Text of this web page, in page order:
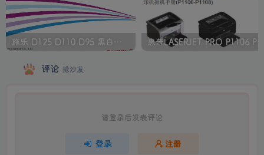
施乐 D125 D110 D95 黑白生产型高速复印机中文维修手册 惠普LASERJET PRO P1106
评论 抢沙发
请登录后发表评论
登录 注册